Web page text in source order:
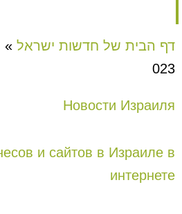
דף הבית של חדשות ישראל »
023
Новости Израиля
и сайтов в Израиле в
интернете